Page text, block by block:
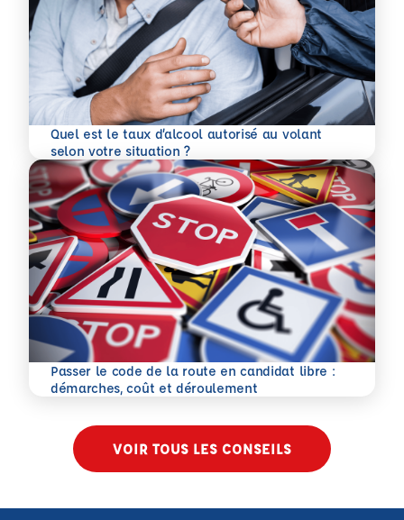
Quel est le taux d’alcool autorisé au volant
selon votre situation ?
En savoir plus
Passer le code de la route en candidat libre :
démarches, coût et déroulement
En savoir plus
VOIR TOUS LES CONSEILS